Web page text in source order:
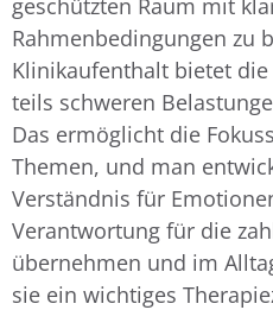
geschützten Raum mit
Rahmenbedingungen zu
Klinikaufenthalt bietet
teils schweren
Das ermöglicht die
Themen, und man
Verständnis für
Verantwortung für die
übernehmen und im
sie ein wichtiges